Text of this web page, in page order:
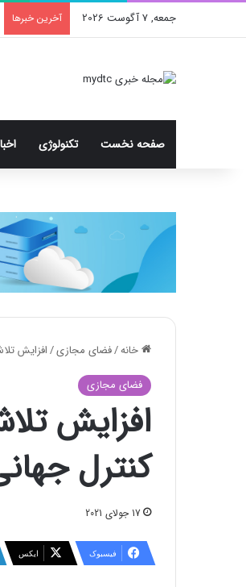
جمعه, 7 آگوست 2026 آخرین خبرها
صفحه نخست تکنولوژی
خانه/فضای مجازی/افزایش
فضای مجازی
افزایش
کنترل
17 جولای 2021
فیسبوک ایکس